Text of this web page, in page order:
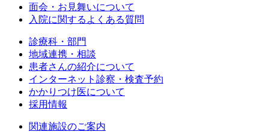
面会・お見舞いについて
入院に関するよくある質問
診療科・部門
地域連携・相談
患者さんの紹介について
インターネット診察・検査予約
かかりつけ医について
採用情報
関連施設のご案内